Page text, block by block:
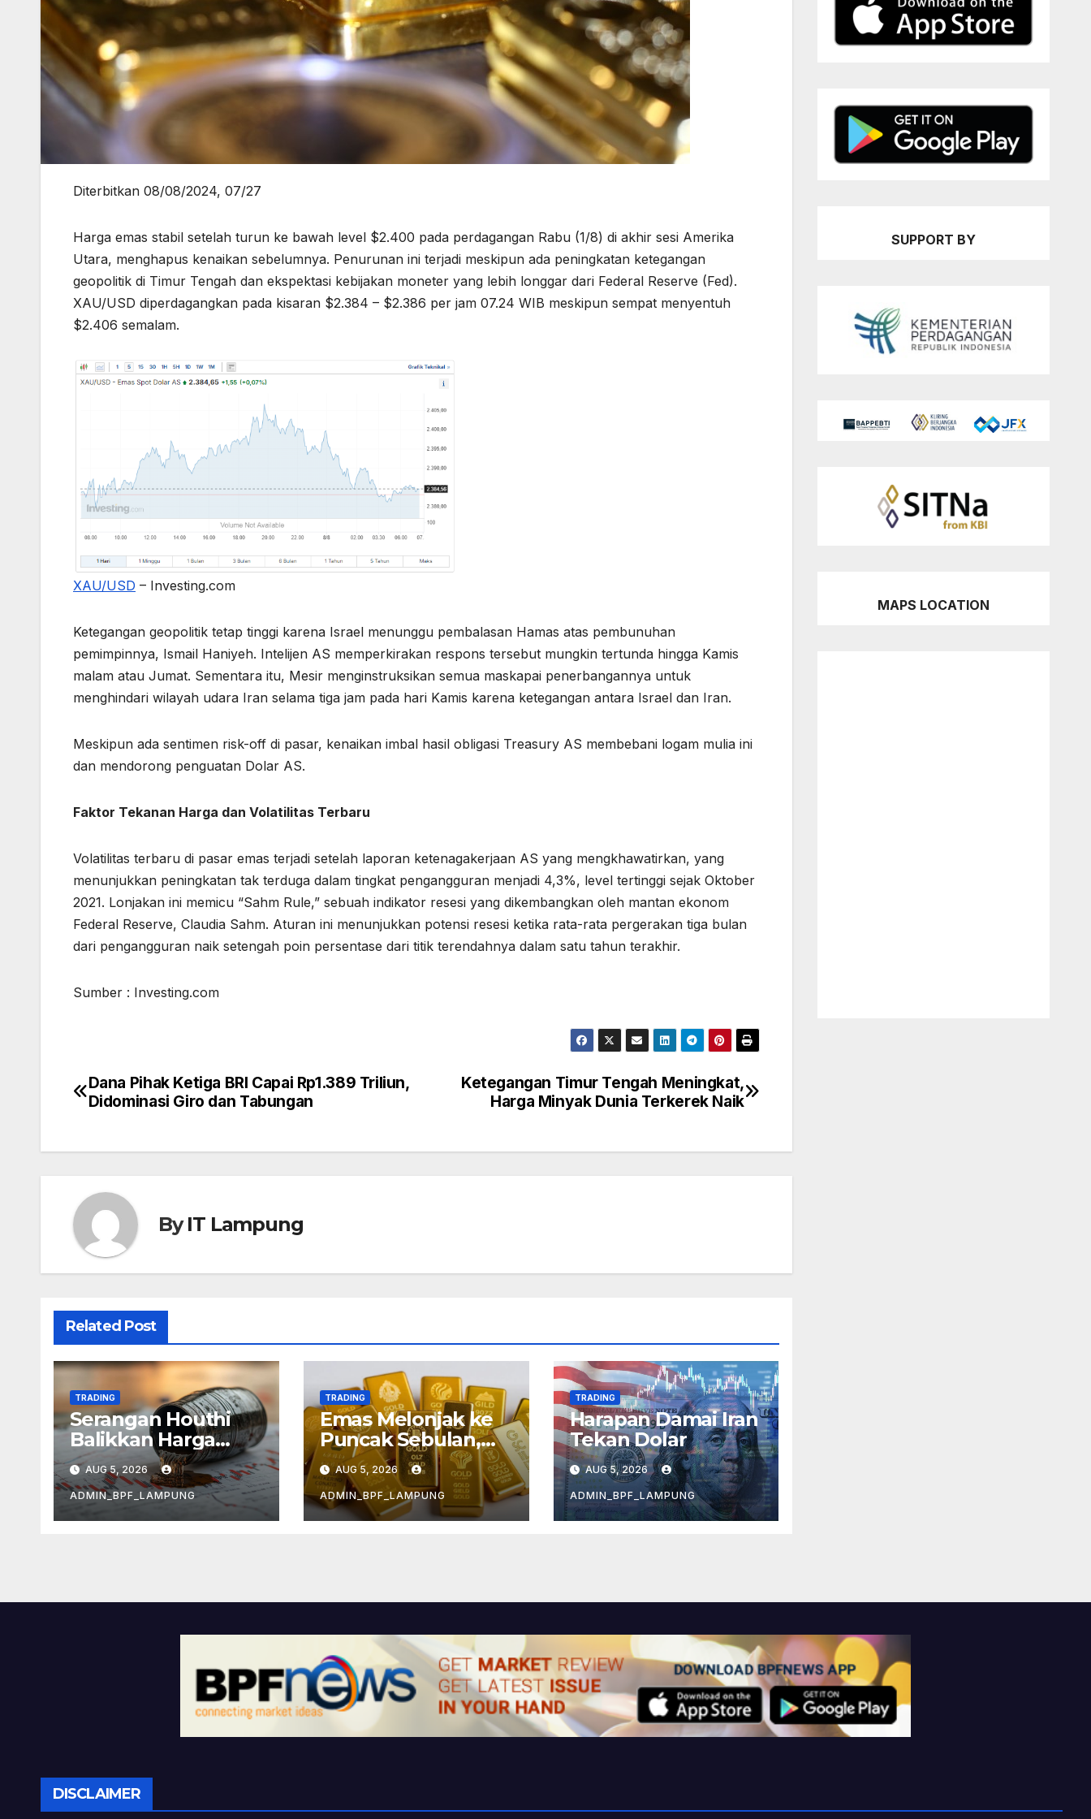
Diterbitkan 08/08/2024, 07/27
Harga emas stabil setelah turun ke bawah level $2.400 pada perdagangan Rabu (1/8) di akhir sesi Amerika
Utara, menghapus kenaikan sebelumnya. Penurunan ini terjadi meskipun ada peningkatan ketegangan
geopolitik di Timur Tengah dan ekspektasi kebijakan moneter yang lebih longgar dari Federal Reserve (Fed).
XAU/USD diperdagangkan pada kisaran $2.384 – $2.386 per jam 07.24 WIB meskipun sempat menyentuh
$2.406 semalam.
XAU/USD – Investing.com
Ketegangan geopolitik tetap tinggi karena Israel menunggu pembalasan Hamas atas pembunuhan
pemimpinnya, Ismail Haniyeh. Intelijen AS memperkirakan respons tersebut mungkin tertunda hingga Kamis
malam atau Jumat. Sementara itu, Mesir menginstruksikan semua maskapai penerbangannya untuk
menghindari wilayah udara Iran selama tiga jam pada hari Kamis karena ketegangan antara Israel dan Iran.
Meskipun ada sentimen risk-off di pasar, kenaikan imbal hasil obligasi Treasury AS membebani logam mulia ini
dan mendorong penguatan Dolar AS.
Faktor Tekanan Harga dan Volatilitas Terbaru
Volatilitas terbaru di pasar emas terjadi setelah laporan ketenagakerjaan AS yang mengkhawatirkan, yang
menunjukkan peningkatan tak terduga dalam tingkat pengangguran menjadi 4,3%, level tertinggi sejak Oktober
2021. Lonjakan ini memicu “Sahm Rule,” sebuah indikator resesi yang dikembangkan oleh mantan ekonom
Federal Reserve, Claudia Sahm. Aturan ini menunjukkan potensi resesi ketika rata-rata pergerakan tiga bulan
dari pengangguran naik setengah poin persentase dari titik terendahnya dalam satu tahun terakhir.
Sumber : Investing.com
Post
Ketegangan Timur Tengah Meningkat,
Harga Minyak Dunia Terkerek Naik
Dana Pihak Ketiga BRI Capai Rp1.389 Triliun,
Didominasi Giro dan Tabungan
ByIT Lampung
Related Post
TRADING
Serangan Houthi
Balikkan Harga
Minyak
AUG 5, 2026
ADMIN_BPF_LAMPUNG
TRADING
Emas Melonjak ke
Puncak Sebulan,
Kekhawatiran
Inflasi Mereda
AUG 5, 2026
ADMIN_BPF_LAMPUNG
TRADING
Harapan Damai Iran
Tekan Dolar
AUG 5, 2026
ADMIN_BPF_LAMPUNG
SUPPORT BY
MAPS LOCATION
DISCLAIMER